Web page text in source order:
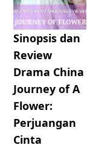
Sinopsis dan
Review
Drama China
Journey of A
Flower:
Perjuangan
Cinta